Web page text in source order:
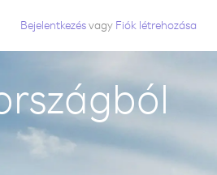
Bejelentkezésvagy Fiók létrehozása